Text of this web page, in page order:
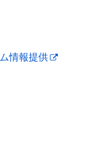
情報提供